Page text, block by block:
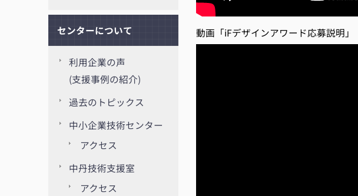
動画「iFデザインアワード応募説明」
センターについて
利用企業の声
(支援事例の紹介)
過去のトピックス
中小企業技術センター
アクセス
中丹技術支援室
アクセス